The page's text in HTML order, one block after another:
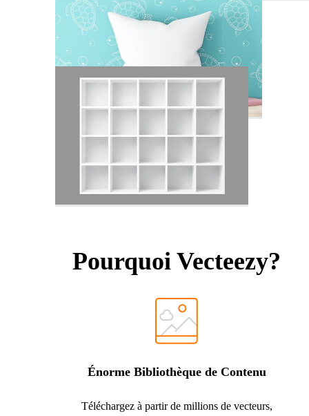
Pourquoi Vecteezy?
Énorme Bibliothèque de Contenu
Téléchargez à partir de millions de vecteurs,